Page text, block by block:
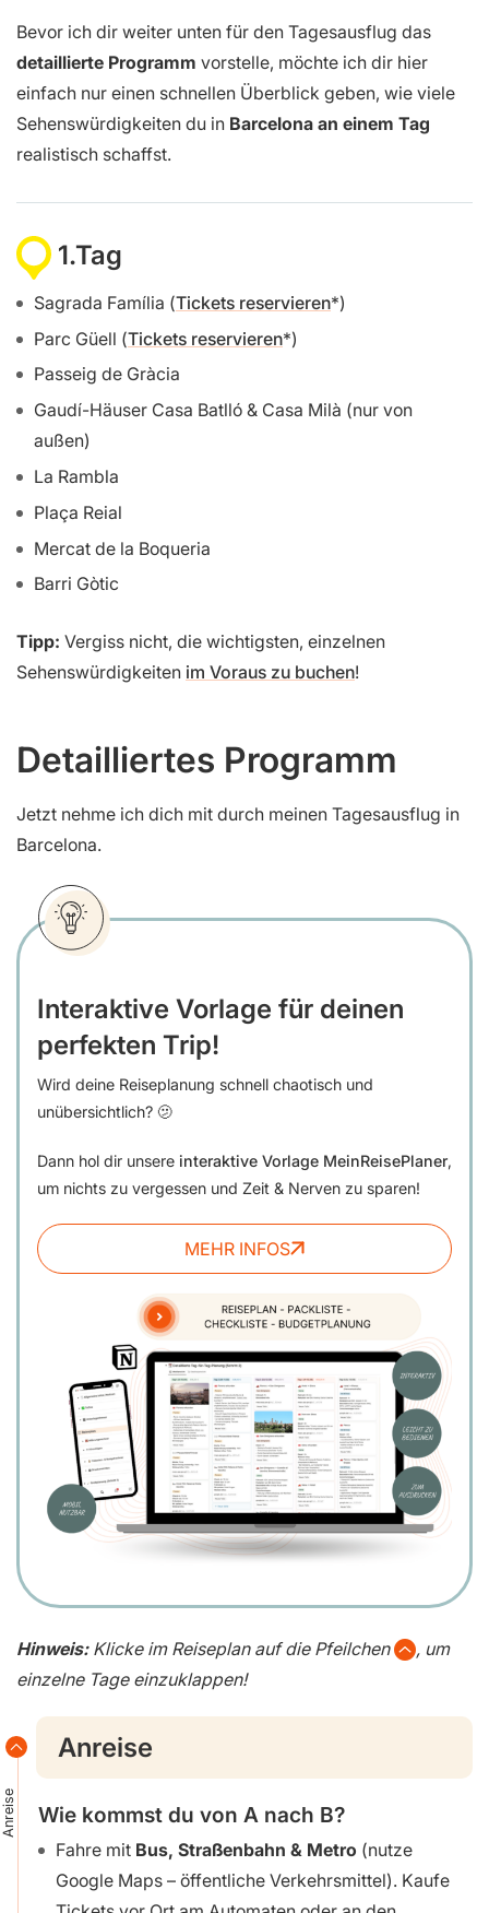
Bevor ich dir weiter unten für den Tagesausflug das
detaillierte Programm vorstelle, möchte ich dir hier
einfach nur einen schnellen Überblick geben, wie viele
Sehenswürdigkeiten du in Barcelona an einem Tag
realistisch schaffst.
1.Tag
Sagrada Família (Tickets reservieren )
Parc Güell (Tickets reservieren )
Passeig de Gràcia
Gaudí-Häuser Casa Batlló & Casa Milà (nur von
außen)
La Rambla
Plaça Reial
Mercat de la Boqueria
Barri Gòtic
Tipp: Vergiss nicht, die wichtigsten, einzelnen
Sehenswürdigkeiten im Voraus zu buchen!
Detailliertes Programm
Jetzt nehme ich dich mit durch meinen Tagesausflug in
Barcelona.
Interaktive Vorlage für deinen
perfekten Trip!
Wird deine Reiseplanung schnell chaotisch und
unübersichtlich? 🫤
Dann hol dir unsere interaktive Vorlage MeinReisePlaner,
um nichts zu vergessen und Zeit & Nerven zu sparen!
MEHR INFOS
Hinweis: Klicke im Reiseplan auf die Pfeilchen
, um
einzelne Tage einzuklappen!
Anreise
Anreise
Wie kommst du von A nach B?
Fahre mit Bus, Straßenbahn & Metro (nutze
Google Maps – öffentliche Verkehrsmittel). Kaufe